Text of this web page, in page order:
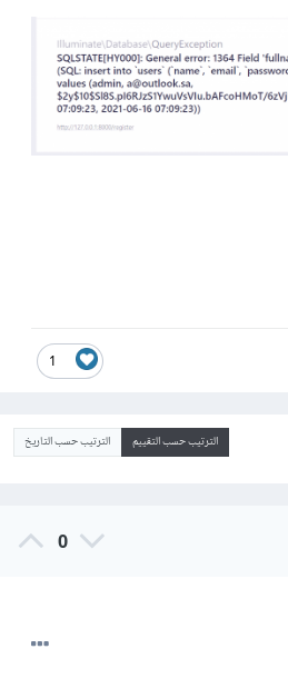
1
الترتيب حسب التقييم الترتيب حسب التاريخ
0